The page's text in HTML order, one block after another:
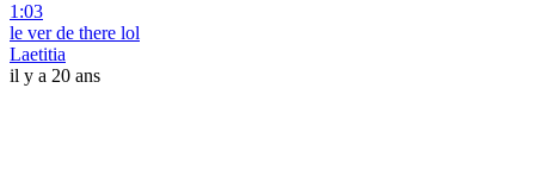
1:03
le ver de there lol
Laetitia
il y a 20 ans